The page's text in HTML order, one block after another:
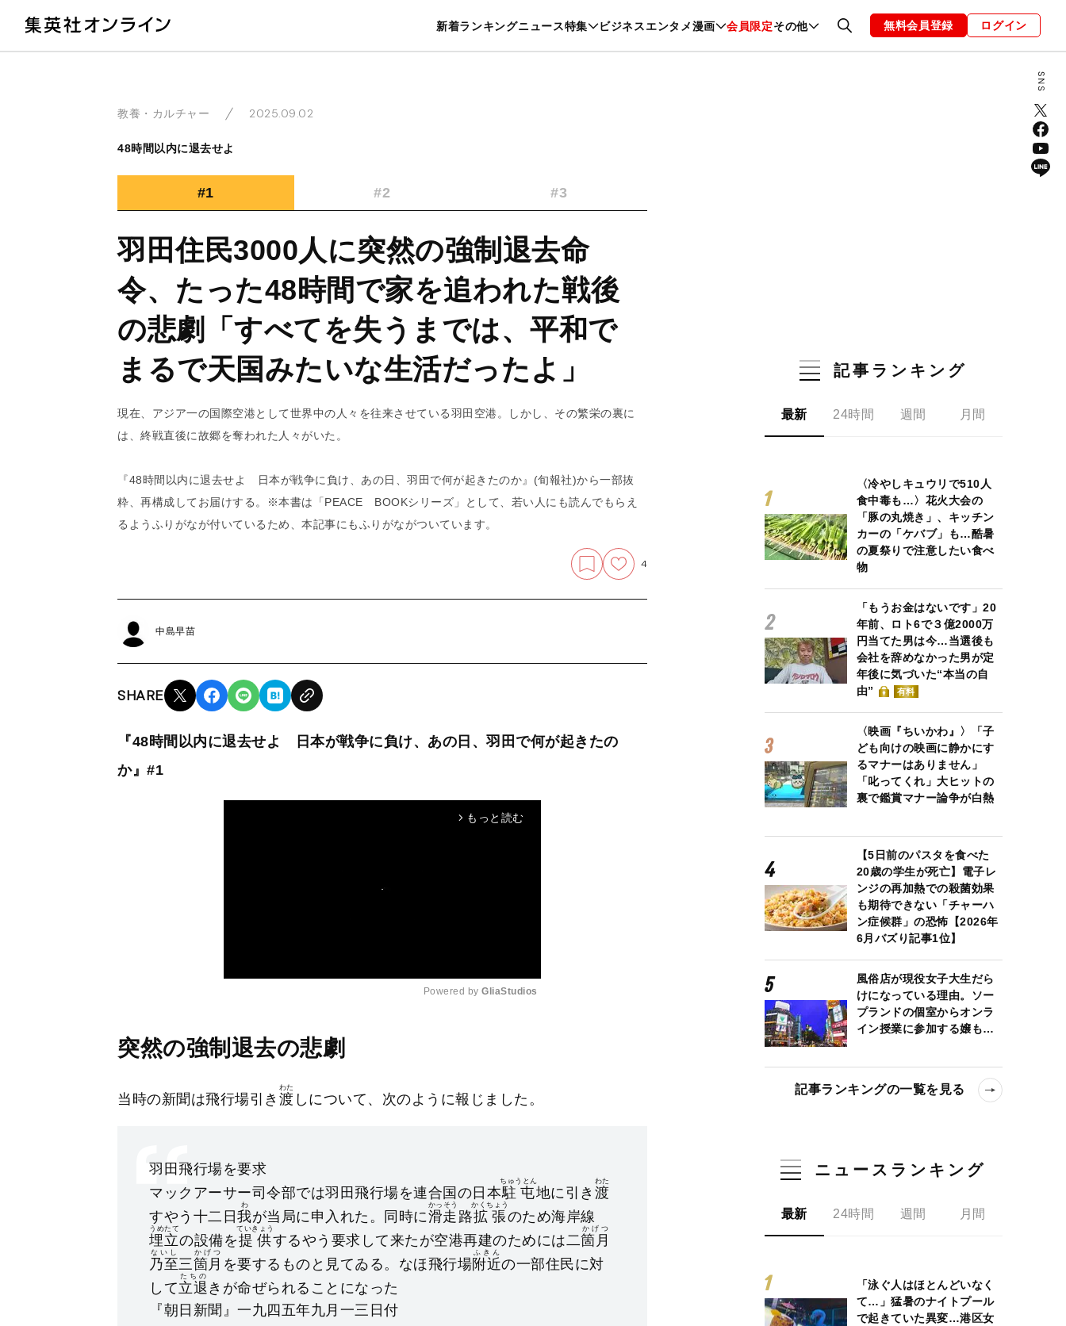
新着ランキングニュース特集 ビジネスエンタメ漫画 会員限定その他
暮らし スポーツ ヘルスケア 美容 グルメ ファッション 恋愛・結婚 編集部 お知らせ
無料会員登録 ログイン
教養・カルチャー 2025.09.02
48時間以内に退去せよ
#1 #2 #3
羽田住民3000人に突然の強制退去命
令、たった48時間で家を追われた戦後
の悲劇「すべてを失うまでは、平和で
まるで天国みたいな生活だったよ」
現在、アジア一の国際空港として世界中の人々を往来させている羽田空港。しかし、その繁栄の裏に
は、終戦直後に故郷を奪われた人々がいた。
『48時間以内に退去せよ 日本が戦争に負け、あの日、羽田で何が起きたのか』(旬報社)から一部抜
粋、再構成してお届けする。※本書は「PEACE BOOKシリーズ」として、若い人にも読んでもらえ
るようふりがなが付いているため、本記事にもふりがながついています。
4
中島早苗
SHARE
『48時間以内に退去せよ 日本が戦争に負け、あの日、羽田で何が起きたの
か』#1
arrow_forward_ios もっと読む
e
Powered by GliaStudios
突然の強制退去の悲劇
当時の新聞は飛行場引き 渡
わた
しについて、次のように報じました。
羽田飛行場を要求
マックアーサー司令部では羽田飛行場を連合国の日本駐屯
ちゅうとん
地に引き 渡
わた
すやう十二日我
わ
が当局に申入れた。同時に滑走
かっそう
路拡張
かくちょう
のため海岸線
埋立
うめたて
の設備を提供
ていきょう
するやう要求して来たが空港再建のためには二箇月
かげつ
乃至
ないし
三箇月
かげつ
を要するものと見てゐる。なほ飛行場附近
ふきん
の一部住民に対
して立退
たちの
きが命ぜられることになった
『朝日新聞』一九四五年九月一三日付
記事ランキング
最新 24時間 週間 月間
〈冷やしキュウリで510人
食中毒も…〉花火大会の
「豚の丸焼き」、キッチン
カーの「ケバブ」も…酷暑
の夏祭りで注意したい食べ
物
「もうお金はないです」20
年前、ロト6で３億2000万
円当てた男は今…当選後も
会社を辞めなかった男が定
年後に気づいた“本当の自
由”
有料
〈映画『ちいかわ』〉「子
ども向けの映画に静かにす
るマナーはありません」
「叱ってくれ」大ヒットの
裏で鑑賞マナー論争が白熱
【5日前のパスタを食べた
20歳の学生が死亡】電子レ
ンジの再加熱での殺菌効果
も期待できない「チャーハ
ン症候群」の恐怖【2026年
6月バズり記事1位】
風俗店が現役女子大生だら
けになっている理由。ソー
プランドの個室からオンラ
イン授業に参加する嬢も…
記事ランキングの一覧を見る
ニュースランキング
最新 24時間 週間 月間
「泳ぐ人はほとんどいなく
て…」猛暑のナイトプール
で起きていた異変…港区女